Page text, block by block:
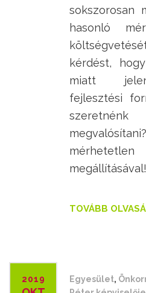
sokszorosan
hasonló
kérdést,
miatt
fejlesztési
megállításával!
TOVÁBB
2019 Egyesület,